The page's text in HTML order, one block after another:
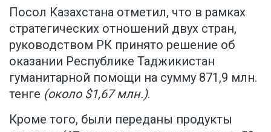
Посол Казахстана отметил, что в рамках
стратегических отношений двух стран,
руководством РК принято решение об
оказании Республике Таджикистан
гуманитарной помощи на сумму 871,9 млн.
тенге (около $1,67 млн.).
Кроме того, были переданы продукты